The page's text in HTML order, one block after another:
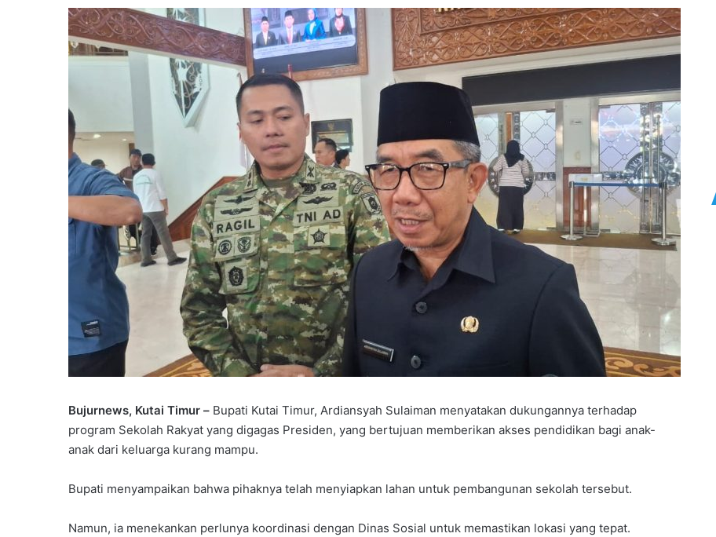
Bujurnews, Kutai Timur – Bupati Kutai Timur, Ardiansyah Sulaiman menyatakan dukungannya terhadap
program Sekolah Rakyat yang digagas Presiden, yang bertujuan memberikan akses pendidikan bagi anak-
anak dari keluarga kurang mampu.
Bupati menyampaikan bahwa pihaknya telah menyiapkan lahan untuk pembangunan sekolah tersebut.
Namun, ia menekankan perlunya koordinasi dengan Dinas Sosial untuk memastikan lokasi yang tepat.